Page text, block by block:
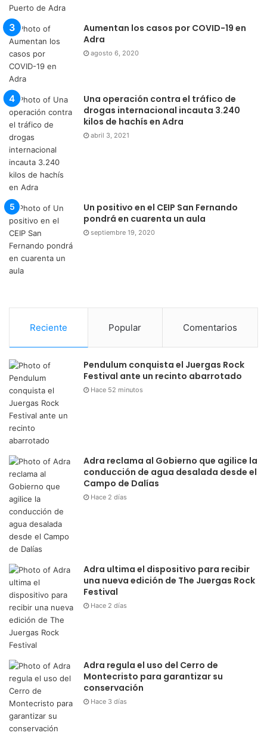
Aumentan los casos por COVID-19 en
Adra
agosto 6, 2020
Una operación contra el tráfico de
drogas internacional incauta 3.240
kilos de hachís en Adra
abril 3, 2021
Un positivo en el CEIP San Fernando
pondrá en cuarenta un aula
septiembre 19, 2020
Reciente Popular Comentarios
Pendulum conquista el Juergas Rock
Festival ante un recinto abarrotado
Hace 52 minutos
Adra reclama al Gobierno que agilice la
conducción de agua desalada desde el
Campo de Dalías
Hace 2 días
Adra ultima el dispositivo para recibir
una nueva edición de The Juergas Rock
Festival
Hace 2 días
Adra regula el uso del Cerro de
Montecristo para garantizar su
conservación
Hace 3 días